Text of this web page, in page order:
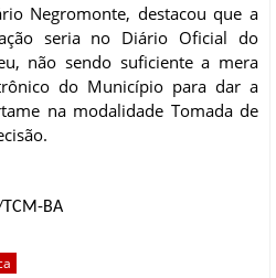
Negromonte, destacou que a
seria no Diário Oficial do
não sendo suficiente a mera
do Município para dar a
na modalidade Tomada de
BA